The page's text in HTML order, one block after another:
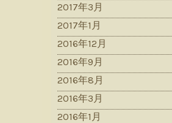
2017年3月
2017年1月
2016年12月
2016年9月
2016年8月
2016年3月
2016年1月